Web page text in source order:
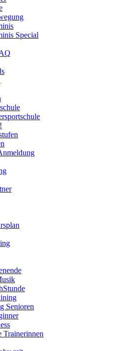
Special
Senioren
Trainerinnen